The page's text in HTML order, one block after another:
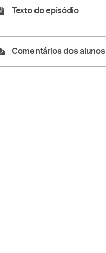
Texto do episódio
Comentários dos alunos